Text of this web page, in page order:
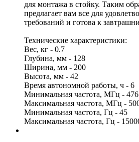
для монтажа в стойку. Таким
предлагает вам все для
требований и готова к
Технические характеристики:
Вес, кг - 0.7
Глубина, мм - 128
Ширина, мм - 200
Высота, мм - 42
Время автономной работы, ч - 6
Минимальная частота, МГц - 476
Максимальная частота, МГц -
Минимальная частота, Гц - 45
Максимальная частота, Гц -